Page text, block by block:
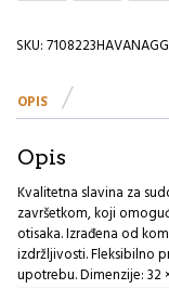
ugradnju
grey
Ceramic
količina
SKU:7108223HAVANAGG
OPIS
Opis
Kvalitetna slavina za
završetkom, koji
otisaka. Izrađena od
izdržljivosti. Fleksibilno
upotrebu. Dimenzije: 32